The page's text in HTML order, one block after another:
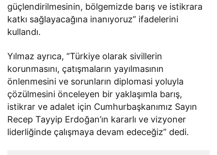
güçlendirilmesinin, bölgemizde barış ve istikrara
katkı sağlayacağına inanıyoruz” ifadelerini
kullandı.
Yılmaz ayrıca, “Türkiye olarak sivillerin
korunmasını, çatışmaların yayılmasının
önlenmesini ve sorunların diplomasi yoluyla
çözülmesini önceleyen bir yaklaşımla barış,
istikrar ve adalet için Cumhurbaşkanımız Sayın
Recep Tayyip Erdoğan’ın kararlı ve vizyoner
liderliğinde çalışmaya devam edeceğiz” dedi.